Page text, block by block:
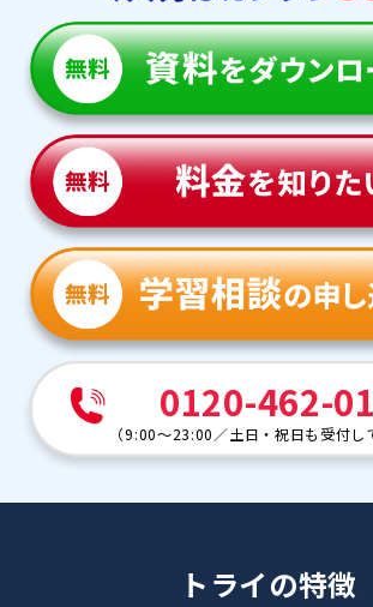
都立 立川国際中 区立 九段
学習院中等部 中央大学附
明治大学明治中 明治大学中
晃華学園中 光塩女子中
吉祥女子中 成城学園中
日本大学第一中 日本大学第
日本大学第三中 法政大学中
広尾学園中
立教池袋中 立教新座中
共立女子中 桐蔭学園中
成蹊中 香蘭女学校
九段中等教育学校 東京女学館中
栄東中
0120-462-
（9:00～23:00 ／土日・祝日も受付し
トライの特徴